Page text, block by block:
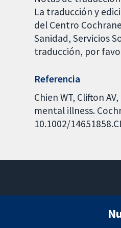
La traducción y
del Centro
Sanidad, Servicios
traducción, por
Referencia
Chien WT, Clifton
mental illness.
10.1002/